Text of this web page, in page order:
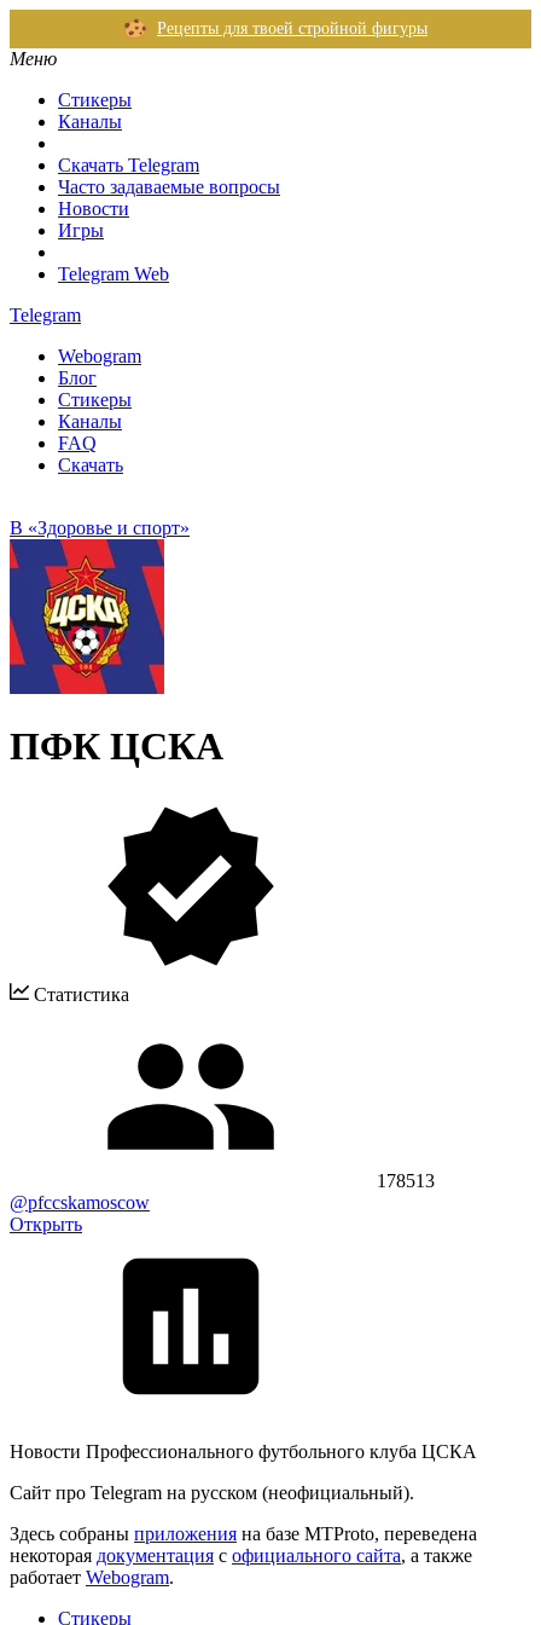
Рецепты для твоей стройной фигуры
Меню
Стикеры
Каналы
Скачать Telegram
Часто задаваемые вопросы
Новости
Игры
Telegram Web
Telegram
Webogram
Блог
Стикеры
Каналы
FAQ
Скачать
В «Здоровье и спорт»
ПФК ЦСКА
Статистика
178513
@pfccskamoscow
Открыть
Новости Профессионального футбольного клуба ЦСКА
Сайт про Telegram на русском (неофициальный).
Здесь собраны приложения на базе MTProto, переведена
некоторая документация с официального сайта, а также
работает Webogram.
Стикеры